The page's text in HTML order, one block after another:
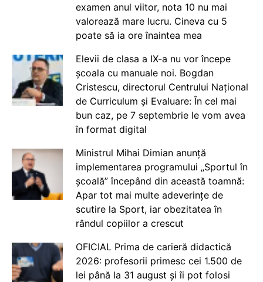
examen anul viitor, nota 10 nu mai
valorează mare lucru. Cineva cu 5
poate să ia ore înaintea mea
Elevii de clasa a IX-a nu vor începe
școala cu manuale noi. Bogdan
Cristescu, directorul Centrului Național
de Curriculum și Evaluare: În cel mai
bun caz, pe 7 septembrie le vom avea
în format digital
Ministrul Mihai Dimian anunță
implementarea programului „Sportul în
școală” începând din această toamnă:
Apar tot mai multe adeverințe de
scutire la Sport, iar obezitatea în
rândul copiilor a crescut
OFICIAL Prima de carieră didactică
2026: profesorii primesc cei 1.500 de
lei până la 31 august și îi pot folosi